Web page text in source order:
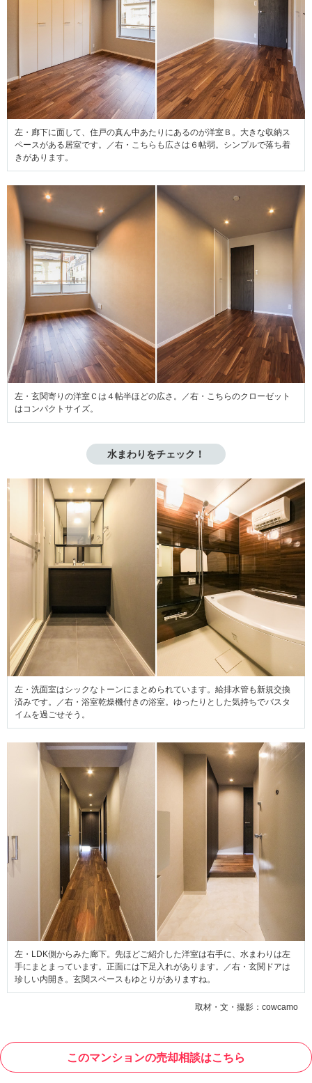
左・廊下に面して、住戸の真ん中あたりにあるのが洋室Ｂ。大きな収納ス
ペースがある居室です。／右・こちらも広さは６帖弱。シンプルで落ち着
きがあります。
左・玄関寄りの洋室Ｃは４帖半ほどの広さ。／右・こちらのクローゼット
はコンパクトサイズ。
水まわりをチェック！
左・洗面室はシックなトーンにまとめられています。給排水管も新規交換
済みです。／右・浴室乾燥機付きの浴室。ゆったりとした気持ちでバスタ
イムを過ごせそう。
左・LDK側からみた廊下。先ほどご紹介した洋室は右手に、水まわりは左
手にまとまっています。正面には下足入れがあります。／右・玄関ドアは
珍しい内開き。玄関スペースもゆとりがありますね。
取材・文・撮影：cowcamo
このマンションの売却相談はこちら